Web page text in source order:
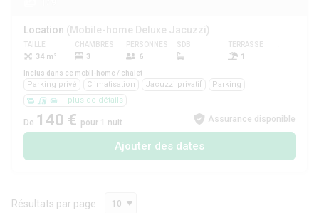
Location (Mobile-home Deluxe Jacuzzi)
TAILLE
34 m²
CHAMBRES
3
PERSONNES
6
SDB TERRASSE
1
Inclus dans ce mobil-home / chalet
Parking privé Climatisation Jacuzzi privatif
Parking
+ plus de détails
De 140 € pour 1 nuit Assurance disponible
Ajouter des dates
Résultats par page 10